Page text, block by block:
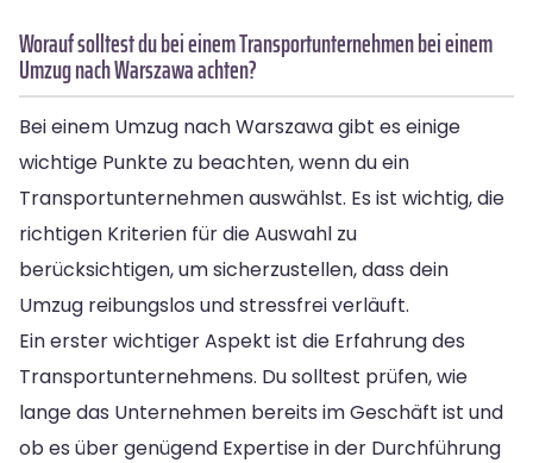
Worauf solltest du bei einem Transportunternehmen bei einem
Umzug nach Warszawa achten?
Bei einem Umzug nach Warszawa gibt es einige
wichtige Punkte zu beachten, wenn du ein
Transportunternehmen auswählst. Es ist wichtig, die
richtigen Kriterien für die Auswahl zu
berücksichtigen, um sicherzustellen, dass dein
Umzug reibungslos und stressfrei verläuft.
Ein erster wichtiger Aspekt ist die Erfahrung des
Transportunternehmens. Du solltest prüfen, wie
lange das Unternehmen bereits im Geschäft ist und
ob es über genügend Expertise in der Durchführung